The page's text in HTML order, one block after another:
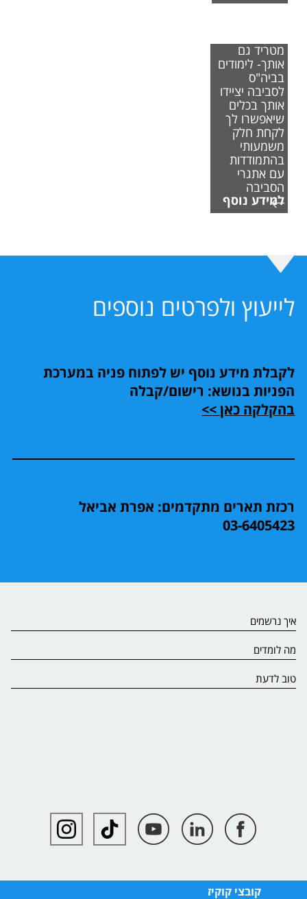
קובצי קוקיז
מטריד גם
אותך- לימודים
בביה"ס
לסביבה יציידו
אותך בכלים
שיאפשרו לך
לקחת חלק
משמעותי
בהתמודדות
עם אתגרי
הסביבה
למידע נוסף
לייעוץ ולפרטים נוספים
לקבלת מידע נוסף יש לפתוח פניה במערכת
הפניות בנושא: רישום/קבלה
בהקלקה כאן >>
רכזת תארים מתקדמים: אפרת אביאל
03-6405423
איך נרשמים
מה לומדים
טוב לדעת